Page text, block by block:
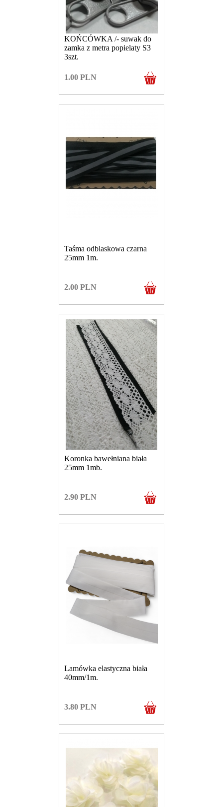
KOŃCÓWKA /- suwak do
zamka z metra popielaty S3
3szt.
1.00 PLN
Taśma odblaskowa czarna
25mm 1m.
2.00 PLN
Koronka bawełniana biała
25mm 1mb.
2.90 PLN
Lamówka elastyczna biała
40mm/1m.
3.80 PLN